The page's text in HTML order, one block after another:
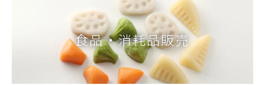
食品・消耗品販売